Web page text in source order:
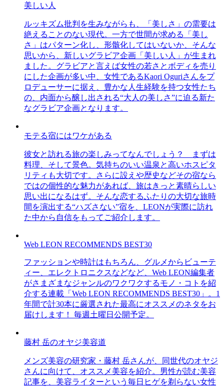
美しい人
ルッキズム批判を生みながらも、「美しさ」の需要は
絶えることのない現代。一方で世間が求める「美し
さ」はパターン化し、形骸化してはいないか、そんな
思いから、新しいグラビア企画「美しい人」が生まれ
ました。グラビアと言えば女性の若さとボディを売り
にした企画が多い中、女性であるKaori Oguriさんをプ
ロデューサーに据え、豊かな人生経験を持つ女性たち
の、内面から醸し出される“大人の美しさ”に迫る新た
なグラビア企画となります。
モテる宿にはワケがある
彼女と訪れる旅の楽しみってなんでしょう？ まずは
料理、そして景色。気持ちのいい温泉と高いホスピタ
リティも大切です。さらに設えや歴史などその宿なら
ではの個性的な魅力があれば、旅はきっと素晴らしい
思い出になるはず。そんな恋するふたりの大切な旅時
間を演出する“ハズさない”宿を、LEONが実際に訪れ
た中から自信をもってご紹介します。
Web LEON RECOMMENDS BEST30
ファッションや時計はもちろん、グルメからビューテ
ィー、エレクトロニクスなどなど、Web LEON編集者
がさまざまなジャンルのワクワクするモノ・コトを紹
介する連載「Web LEON RECOMMENDS BEST30」。1
年間で計30本に厳選された最高にオススメのネタをお
届けします！ 毎週土曜日公開予定。
藤村 岳のオヤジ美容道
メンズ美容の研究家・藤村 岳さんが、同世代のオヤジ
さんに向けて、オススメ美容を紹介。男性が読む美容
記事を、美容ライターという毎日ヒゲを剃らない女性